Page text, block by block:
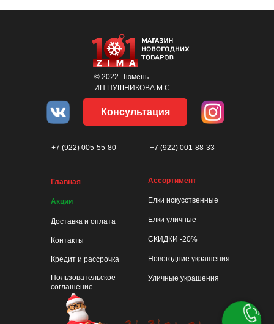
© 2022. Тюмень
ИП ПУШНИКОВА М.С.
Ассортимент
Акции Елки искусственные
СКИДКИ -20%
Главная
Доставка и оплата
Контакты
Пользовательское
соглашение
+7 (922) 001-88-33
+7 (922) 005-55-80
Консультация
Новогодние украшения
Уличные украшения
Елки уличные
Кредит и рассрочка